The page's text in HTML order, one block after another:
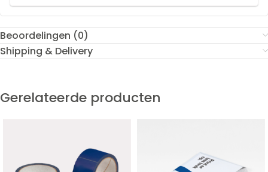
Beoordelingen (0)
Shipping & Delivery
Gerelateerde producten